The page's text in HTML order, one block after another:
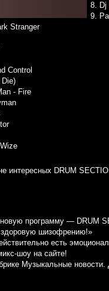
8. Dj
9.
Stranger
Control
- Fire
интересных DRUM
программу — DRUM
шизофрению!»
есть
шоу на сайте!
Музыкальные новости.